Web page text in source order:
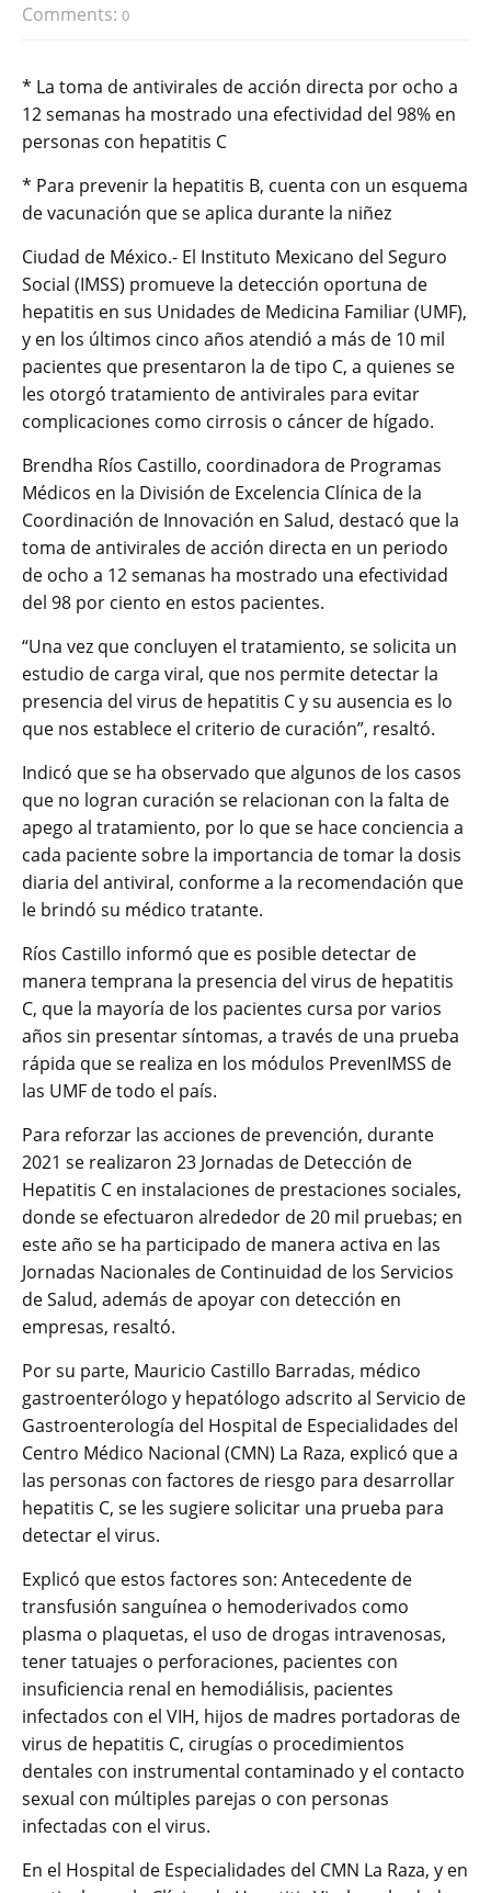
Comments: 0
* La toma de antivirales de acción directa por ocho a
12 semanas ha mostrado una efectividad del 98% en
personas con hepatitis C
* Para prevenir la hepatitis B, cuenta con un esquema
de vacunación que se aplica durante la niñez
Ciudad de México.- El Instituto Mexicano del Seguro
Social (IMSS) promueve la detección oportuna de
hepatitis en sus Unidades de Medicina Familiar (UMF),
y en los últimos cinco años atendió a más de 10 mil
pacientes que presentaron la de tipo C, a quienes se
les otorgó tratamiento de antivirales para evitar
complicaciones como cirrosis o cáncer de hígado.
Brendha Ríos Castillo, coordinadora de Programas
Médicos en la División de Excelencia Clínica de la
Coordinación de Innovación en Salud, destacó que la
toma de antivirales de acción directa en un periodo
de ocho a 12 semanas ha mostrado una efectividad
del 98 por ciento en estos pacientes.
“Una vez que concluyen el tratamiento, se solicita un
estudio de carga viral, que nos permite detectar la
presencia del virus de hepatitis C y su ausencia es lo
que nos establece el criterio de curación”, resaltó.
Indicó que se ha observado que algunos de los casos
que no logran curación se relacionan con la falta de
apego al tratamiento, por lo que se hace conciencia a
cada paciente sobre la importancia de tomar la dosis
diaria del antiviral, conforme a la recomendación que
le brindó su médico tratante.
Ríos Castillo informó que es posible detectar de
manera temprana la presencia del virus de hepatitis
C, que la mayoría de los pacientes cursa por varios
años sin presentar síntomas, a través de una prueba
rápida que se realiza en los módulos PrevenIMSS de
las UMF de todo el país.
Para reforzar las acciones de prevención, durante
2021 se realizaron 23 Jornadas de Detección de
Hepatitis C en instalaciones de prestaciones sociales,
donde se efectuaron alrededor de 20 mil pruebas; en
este año se ha participado de manera activa en las
Jornadas Nacionales de Continuidad de los Servicios
de Salud, además de apoyar con detección en
empresas, resaltó.
Por su parte, Mauricio Castillo Barradas, médico
gastroenterólogo y hepatólogo adscrito al Servicio de
Gastroenterología del Hospital de Especialidades del
Centro Médico Nacional (CMN) La Raza, explicó que a
las personas con factores de riesgo para desarrollar
hepatitis C, se les sugiere solicitar una prueba para
detectar el virus.
Explicó que estos factores son: Antecedente de
transfusión sanguínea o hemoderivados como
plasma o plaquetas, el uso de drogas intravenosas,
tener tatuajes o perforaciones, pacientes con
insuficiencia renal en hemodiálisis, pacientes
infectados con el VIH, hijos de madres portadoras de
virus de hepatitis C, cirugías o procedimientos
dentales con instrumental contaminado y el contacto
sexual con múltiples parejas o con personas
infectadas con el virus.
En el Hospital de Especialidades del CMN La Raza, y en